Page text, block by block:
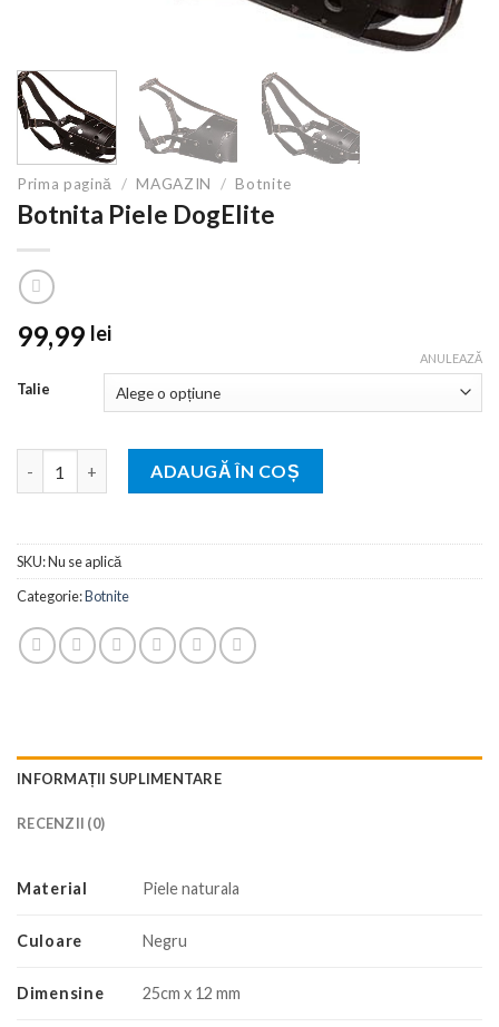
Prima pagină / MAGAZIN / Botnite
Botnita Piele DogElite
99,99 lei
Talie
ANULEAZĂ
Cantitate Botnita Piele DogElite
ADAUGĂ ÎN COȘ
SKU:Nu se aplică
Categorie:Botnite
INFORMAȚII SUPLIMENTARE
RECENZII (0)
Material Piele naturala
Culoare Negru
Dimensine 25cm x 12 mm